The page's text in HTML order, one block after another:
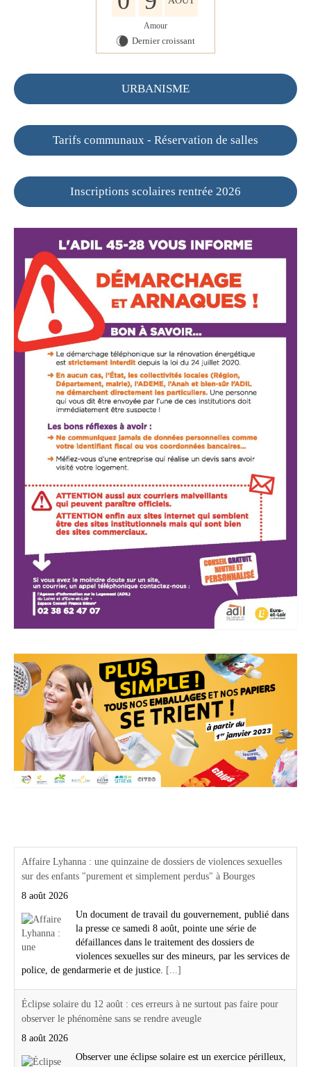
Amour
W Dernier croissant
URBANISME
Tarifs communaux - Réservation de salles
Inscriptions scolaires rentrée 2026
Affaire Lyhanna : une quinzaine de dossiers de violences sexuelles
sur des enfants "purement et simplement perdus" à Bourges
8 août 2026
Un document de travail du gouvernement, publié dans
la presse ce samedi 8 août, pointe une série de
défaillances dans le traitement des dossiers de
violences sexuelles sur des mineurs, par les services de
police, de gendarmerie et de justice. [...]
Éclipse solaire du 12 août : ces erreurs à ne surtout pas faire pour
observer le phénomène sans se rendre aveugle
8 août 2026
Observer une éclipse solaire est un exercice périlleux,